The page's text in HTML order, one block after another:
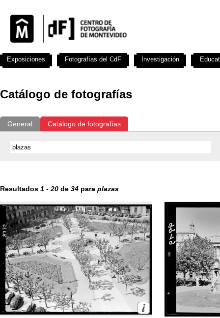
Catálogo de fotografías
General Catálogo de fotografías
Resultados 1 - 20 de 34 para plazas
Exposiciones Fotografías del CdF Investigación